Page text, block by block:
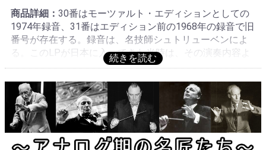
音技師:Claus Strüben, プロデューサー:Reimar Bluth, 学術
的コンサルタント:Dr. Horst Seeger, 使用楽譜:VEB
Breitkopf & Härtel. Leipzig, 1969年ED前番号の826 041(黒
厚盤・長ステレオジャケ入り)で初リリース・カップリン
グは38番K.504, その後1972年から始まったモーツァルト
EDに参入され1975年30番とのカップリングで当番号・当
装丁にて再リリースされた, モーツァルトEDでは曲目の順
番に配列・カップリングされるのでED前がある場合は当
然カップリング変更となる, 全集化する場合モーツァルト
EDが必ず必要となる, 完全オリジナル主義を貫くにはダブ
りを承知で両方集めるか又は1970年代EDのための録音は
商品詳細： 30番はモーツァルト・エディションとしての
1974年録音、31番はエディション前の1968年の録音で旧
番号が存在する。録音は、名技師シュトリューベンによ
る。このLPが日本に入ってきた当時は、その演奏内容よ
りもオーディオ・ファンに非常に受けた。SXLやASDとは
なステレオに、多くの人が、今までにない新しいタイプ
であると認識したからだろう。改めて今聴けば、やはり
スウィトナーの新鮮な流儀に、新ヒーローの誕生を見
た。時間が経つほど評価が高まる演奏!40番などと比べて
当番号はプレスが少ない。旧番号だけで集めても全集化